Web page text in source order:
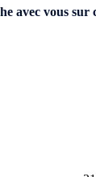
avec vous sur